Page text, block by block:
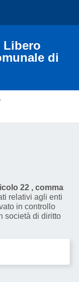
Libero
di
22 , comma
relativi agli enti
in controllo
società di diritto